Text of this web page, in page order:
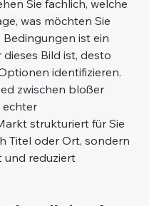
Sie fachlich, welche
was möchten Sie
ist ein
Bild ist, desto
identifizieren.
zwischen bloßer
echter
strukturiert für Sie
Titel oder Ort, sondern
und reduziert